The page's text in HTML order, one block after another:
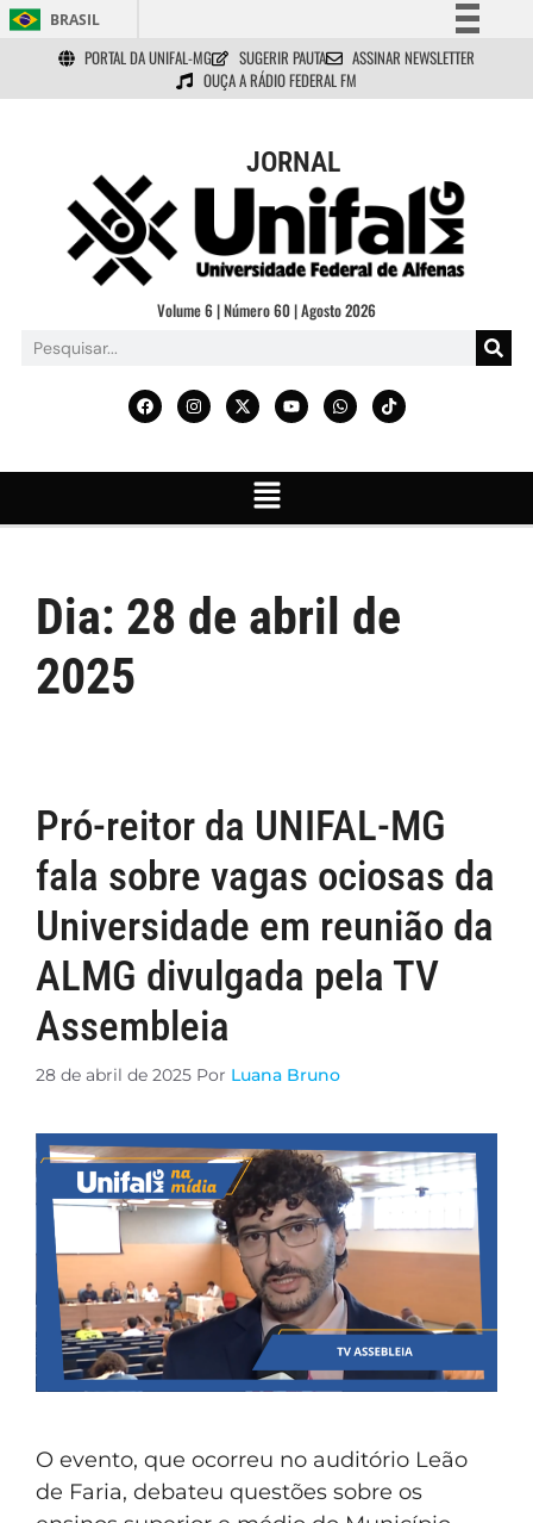
BRASIL
Simplifique!
Comunica BR
Acesso à informação
Legislação
Canais
PORTAL DA UNIFAL-MG SUGERIR PAUTA
ASSINAR NEWSLETTER
OUÇA A RÁDIO FEDERAL FM
JORNAL
Volume 6 | Número 60 | Agosto 2026
Dia: 28 de abril de
2025
Pró-reitor da UNIFAL-MG
fala sobre vagas ociosas da
Universidade em reunião da
ALMG divulgada pela TV
Assembleia
28 de abril de 2025 Por Luana Bruno
O evento, que ocorreu no auditório Leão
de Faria, debateu questões sobre os